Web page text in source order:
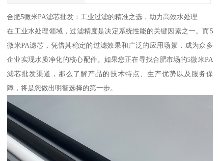
合肥5微米PA滤芯批发：工业过滤的精准之选，助力高效水处理
在工业水处理领域，过滤精度是决定系统性能的关键因素之一。而5
微米PA滤芯，凭借其稳定的过滤效果和广泛的应用场景，成为众多
企业实现水质净化的核心配件。如果您正在寻找合肥市场的5微米PA
滤芯批发渠道，那么了解产品的技术特点、生产优势以及服务保
障，将是您做出明智选择的第一步。